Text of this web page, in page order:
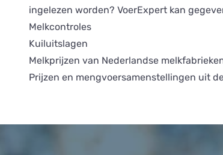
ingelezen worden? VoerExpert kan
Melkcontroles
Kuiluitslagen
Melkprijzen van Nederlandse
Prijzen en mengvoersamenstellingen uit